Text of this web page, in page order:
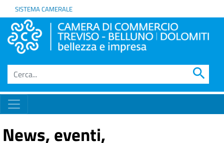
SISTEMA CAMERALE
search
News, eventi,